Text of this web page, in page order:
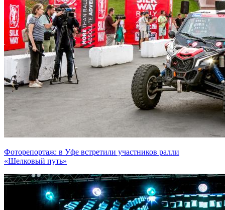
Фоторепортаж: в Уфе встретили участников ралли
«Шелковый путь»